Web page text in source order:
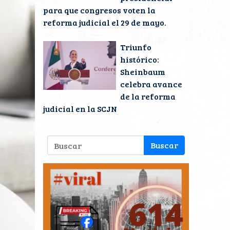
para que congresos voten la
reforma judicial el 29 de mayo.
Triunfo
histórico:
Sheinbaum
celebra avance
de la reforma
judicial en la SCJN